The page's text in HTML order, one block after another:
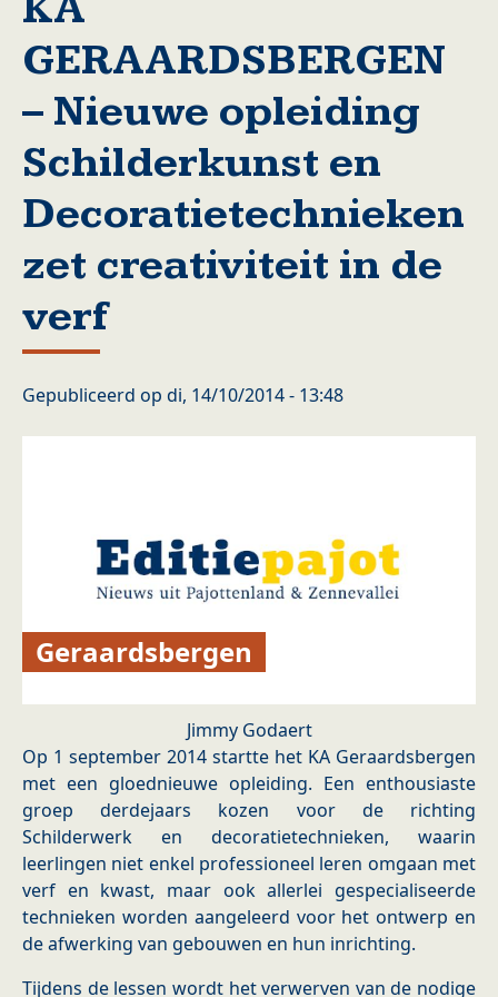
GERAARDSBERGEN
– Nieuwe opleiding
Schilderkunst en
Decoratietechnieken
zet creativiteit in de
verf
Gepubliceerd op di, 14/10/2014 - 13:48
Geraardsbergen
Jimmy Godaert
Op 1 september 2014 startte het KA Geraardsbergen
met een gloednieuwe opleiding. Een enthousiaste
groep derdejaars kozen voor de richting
Schilderwerk en decoratietechnieken, waarin
leerlingen niet enkel professioneel leren omgaan met
verf en kwast, maar ook allerlei gespecialiseerde
technieken worden aangeleerd voor het ontwerp en
de afwerking van gebouwen en hun inrichting.
Tijdens de lessen wordt het verwerven van de nodige